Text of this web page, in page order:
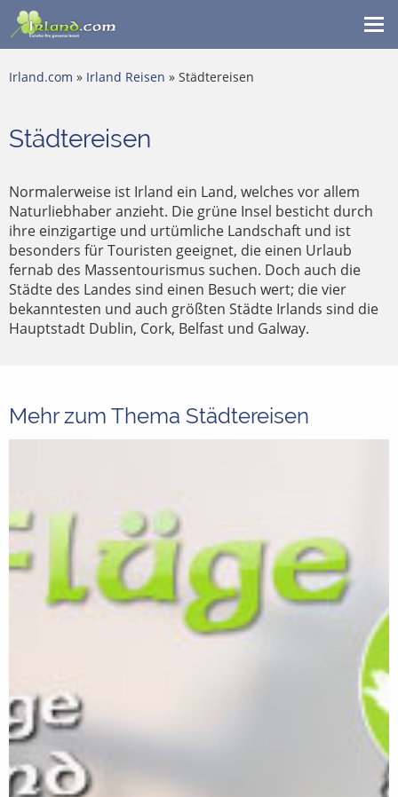
Irland.com » Irland Reisen » Städtereisen
Städtereisen
Normalerweise ist Irland ein Land, welches vor allem
Naturliebhaber anzieht. Die grüne Insel besticht durch
ihre einzigartige und urtümliche Landschaft und ist
besonders für Touristen geeignet, die einen Urlaub
fernab des Massentourismus suchen. Doch auch die
Städte des Landes sind einen Besuch wert; die vier
bekanntesten und auch größten Städte Irlands sind die
Hauptstadt Dublin, Cork, Belfast und Galway.
Mehr zum Thema Städtereisen